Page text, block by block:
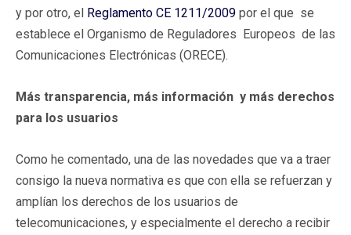
y por otro, el Reglamento CE 1211/2009 por el que se
establece el Organismo de Reguladores Europeos de las
Comunicaciones Electrónicas (ORECE).
Más transparencia, más información y más derechos
para los usuarios
Como he comentado, una de las novedades que va a traer
consigo la nueva normativa es que con ella se refuerzan y
amplían los derechos de los usuarios de
telecomunicaciones, y especialmente el derecho a recibir